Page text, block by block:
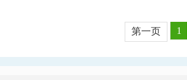
第一页 1